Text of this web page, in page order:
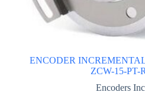
ENCODER
ZCW-15-PT-
Encoders